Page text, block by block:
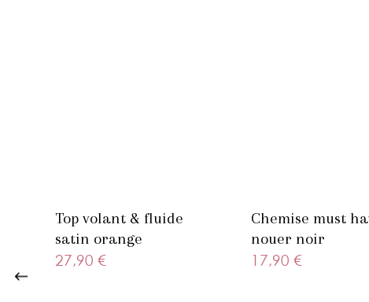
Top volant & fluide
satin orange
27,90 €
Chemise must
nouer noir
17,90 €